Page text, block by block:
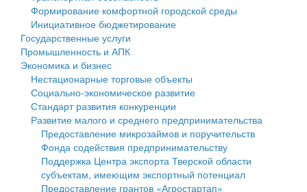
Государственные услуги
Промышленность и АПК
Экономика и бизнес
Символика
Устав
Гостям округа
Туризм
Культура
Образование
Здравоохранение
муниципального округа Тверской области
Администрация Кашинского муниципального округа
Тверской области
Управление сельскими территориями
Открытые данные
Работа с обращениями граждан
Муниципальный контроль
Финансовое управление
Бюджет для граждан
Имущество
Выявление правообладателей ранее учтенных
объектов недвижимости
Имущественная поддержка субъектов малого и
среднего предпринимательства
Формирование комфортной городской среды
Инициативное бюджетирование
Государственные услуги
Промышленность и АПК
Экономика и бизнес
Нестационарные торговые объекты
Социально-экономическое развитие
Стандарт развития конкуренции
Развитие малого и среднего предпринимательства
Предоставление микрозаймов и поручительств
Фонда содействия предпринимательству
Поддержка Центра экспорта Тверской области
субъектам, имеющим экспортный потенциал
Предоставление грантов «Агростартап»